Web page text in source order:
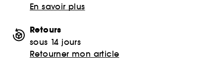
En savoir plus
Retours
sous 14 jours
Retourner mon article